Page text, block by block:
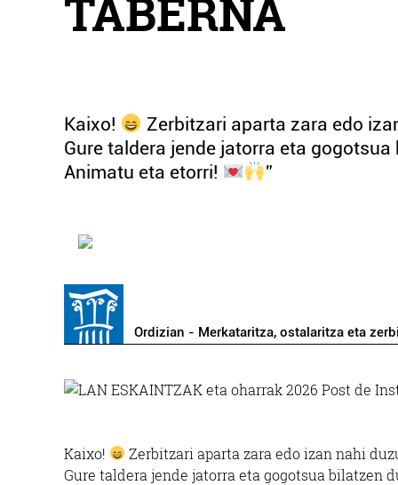
TABERNA
Kaixo!
Zerbitzari aparta zara edo
Gure taldera jende jatorra eta
Animatu eta etorri!
”
Ordizian - Merkataritza, ostalaritza eta
Kaixo!
Zerbitzari aparta zara edo izan nahi
Gure taldera jende jatorra eta gogotsua bilatzen